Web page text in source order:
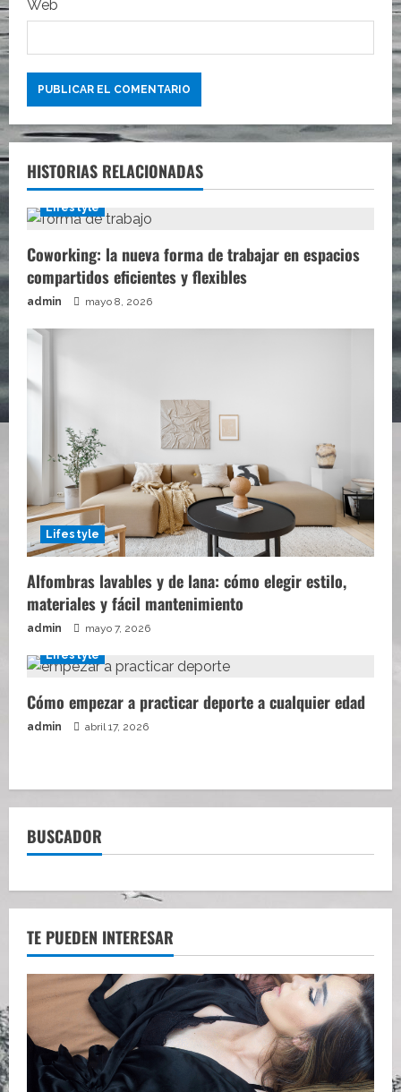
Web
HISTORIAS RELACIONADAS
Lifestyle
Coworking: la nueva forma de trabajar en espacios
compartidos eficientes y flexibles
admin mayo 8, 2026
Lifestyle
Alfombras lavables y de lana: cómo elegir estilo,
materiales y fácil mantenimiento
admin mayo 7, 2026
Lifestyle
Cómo empezar a practicar deporte a cualquier edad
admin abril 17, 2026
BUSCADOR
TE PUEDEN INTERESAR